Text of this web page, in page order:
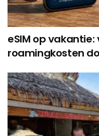
eSIM op
roamingkosten